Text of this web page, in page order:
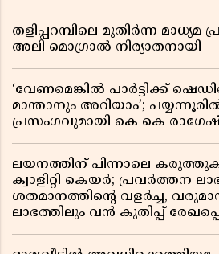
തളിപ്പറമ്പിലെ മുതിർന്ന
അലി മൊഗ്രാൽ നിര്യാതനായി
‘വേണമെങ്കിൽ പാർട്ടിക്ക്
മാന്താനും അറിയാം’;
പ്രസംഗവുമായി കെ കെ
ലയനത്തിന് പിന്നാലെ
ക്വാളിറ്റി കെയർ; പ്രവർത്തന
ശതമാനത്തിൻ്റെ വളർച്ച,
ലാഭത്തിലും വൻ കുതിപ്പ്